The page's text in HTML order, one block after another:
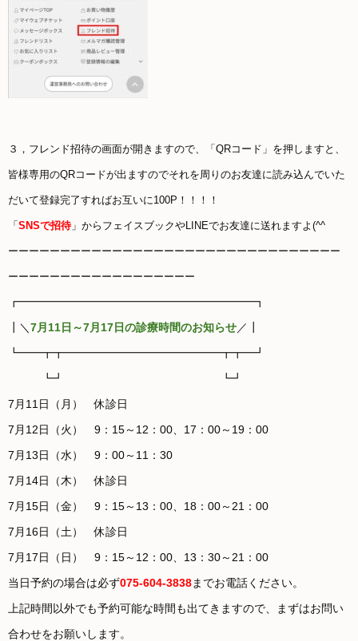
３，フレンド招待の画面が開きますので、「QRコード」を押しますと、
皆様専用のQRコードが出ますのでそれを周りのお友達に読み込んでいた
だいて登録完了すればお互いに100P！！！！
「SNSで招待 」からフェイスブックやLINEでお友達に送れますよ(^^
ーーーーーーーーーーーーーーーーーーーーーーーーーーーーーーーー
ーーーーーーーーーーーーーーーーーー
┏━━━━━━━━━━━━━━━━━━━━━┓
┃＼ 7月11日～7月17日の診療時間のお知らせ／┃
┗━━┳┳━━━━━━━━━━━━━━┳┳━┛
┗┛ ┗┛
7月11日（月） 休診日
7月12日（火） 9：15～12：00、17：00～19：00
7月13日（水） 9：00～11：30
7月14日（木） 休診日
7月15日（金） 9：15～13：00、18：00～21：00
7月16日（土） 休診日
7月17日（日） 9：15～12：00、13：30～21：00
当日予約の場合は必ず075-604-3838までお電話ください。
上記時間以外でも予約可能な時間も出てきますので、まずはお問い
合わせをお願いします。